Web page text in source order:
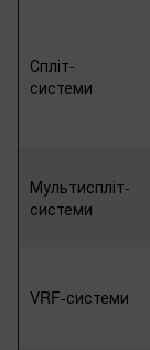
Спліт-
системи
Мультиспліт-
системи
VRF-системи